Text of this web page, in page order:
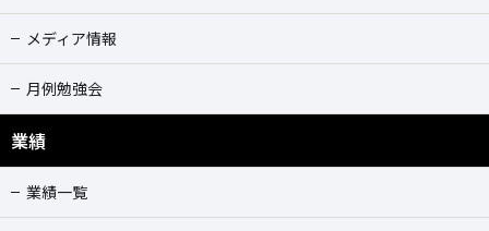
メディア情報
月例勉強会
業績
業績一覧